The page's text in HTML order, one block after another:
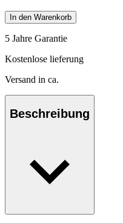
In den Warenkorb
5 Jahre Garantie
Kostenlose lieferung
Versand in ca.
Beschreibung